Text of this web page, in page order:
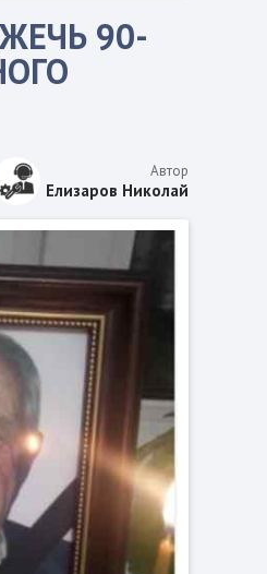
90-
Автор
Елизаров Николай